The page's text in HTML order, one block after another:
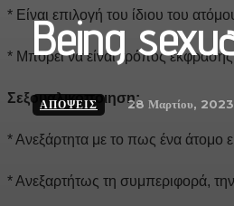
Being
ΑΠΟΨΕΙΣ 28 Μαρτίου, 2023
* Είναι επιλογή του ίδιου του
* Μπορεί να είναι τρόπος
Σεξουαλικοποιηση:
* Ανεξάρτητα με το πως ένα άτομο
* Ανεξαρτήτως τη συμπεριφορά,